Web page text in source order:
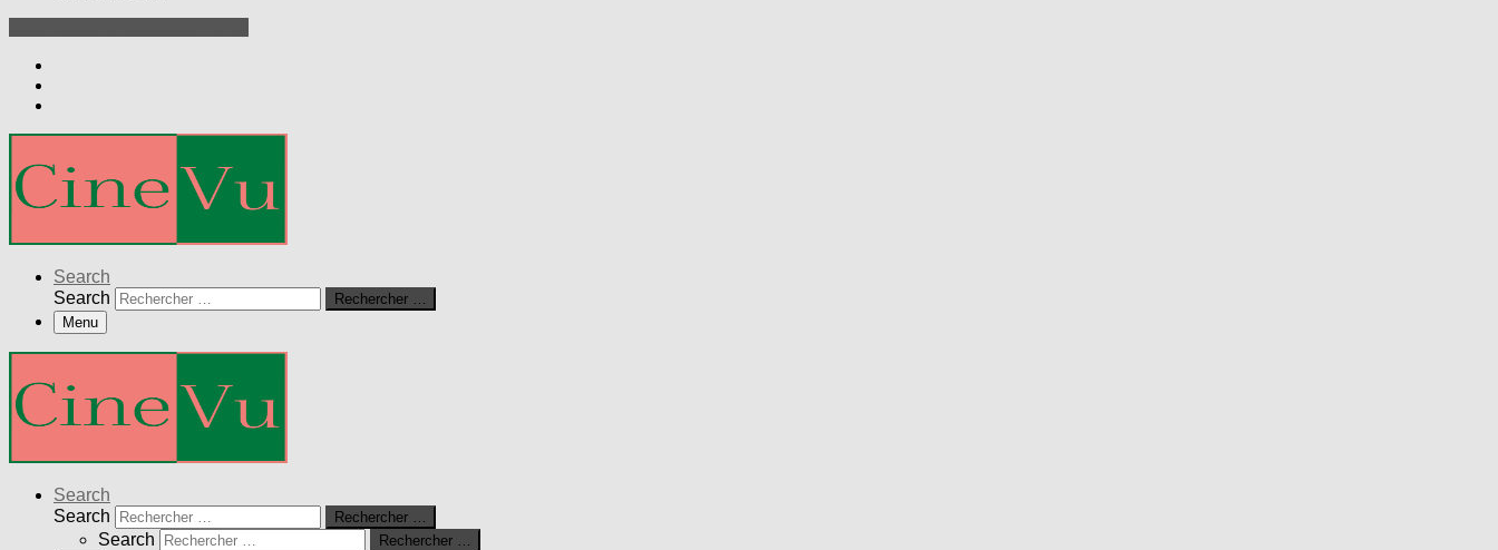
Search
Search
Rechercher …
Menu
Search
Search
Rechercher …
Search
Rechercher …